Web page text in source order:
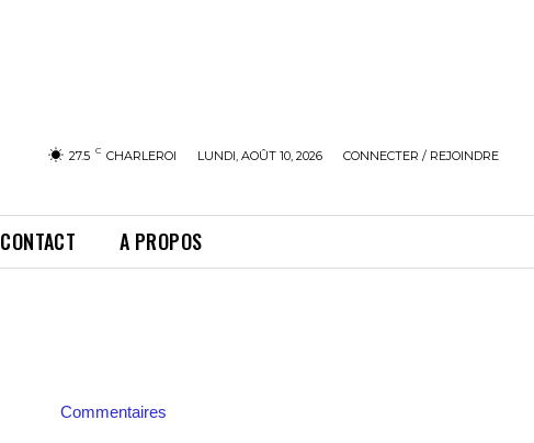
27.5 C CHARLEROI LUNDI, AOÛT 10, 2026 CONNECTER / REJOINDRE
CONTACT A PROPOS
Commentaires